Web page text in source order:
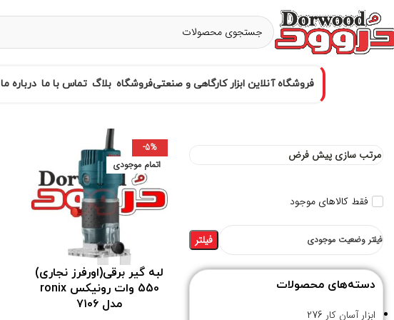
فروشگاه آنلاین ابزار کارگاهی و صنعتیفروشگاه بلاگ تماس با ما درباره ما
فقط کالاهای موجود
فیلتر وضعیت موجودی فیلتر
دسته‌های محصولات
ابزار آسان کار 276
-5%
اتمام موجودی
لبه گیر برقی(اورفرز نجاری)
550 وات رونیکس ronix
مدل ۷۱۰۶